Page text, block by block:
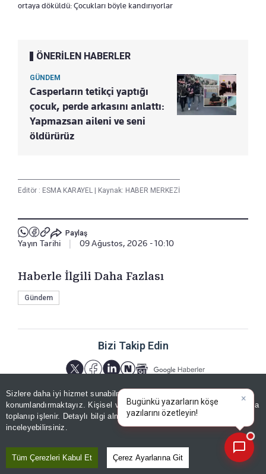
Sizlere daha iyi hizmet sunabilmek adına sitemizde
konumlandırmaktayız. Kişisel verileriniz, KVKK ve GDPR kapsamında
toplanıp işlenir. Detaylı bilgi almak içinAydınlatma Metnimizi
inceleyebilirsiniz.
Tüm Çerezleri Kabul Et Çerez Ayarlarına Git
ortaya döküldü: Çocukları böyle kandırıyorlar
ÖNERİLEN HABERLER
GÜNDEM
Casperların tetikçi yaptığı
çocuk, perde arkasını anlattı:
Yapmazsan aileni ve seni
öldürürüz
Editör : ESMA KARAYEL Kaynak: HABER MERKEZİ
Paylaş
Yayın Tarihi 09 Ağustos, 2026 - 10:10
Haberle İlgili Daha Fazlası
Gündem
Bizi Takip Edin
Bugünkü yazarların k